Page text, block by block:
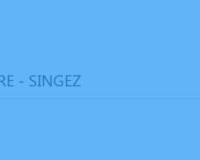
- SINGEZ